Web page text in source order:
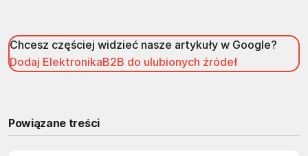
Chcesz częściej widzieć nasze artykuły w Google?
Dodaj ElektronikaB2B do ulubionych źródeł
Powiązane treści